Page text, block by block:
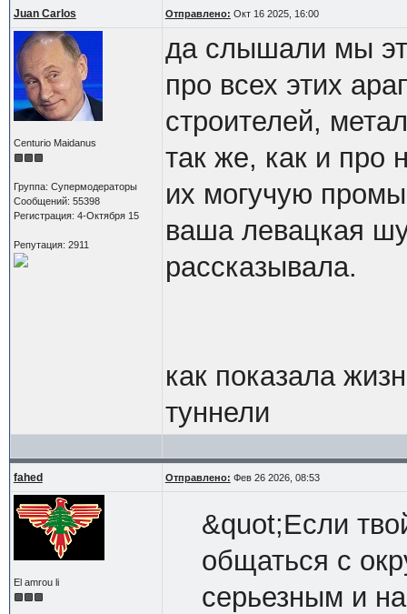
Juan Carlos Отправлено: Окт 16 2025, 16:00
Centurio Maidanus
Группа: Супермодераторы
Сообщений: 55398
Регистрация: 4-Октября 15
Репутация: 2911
да слышали мы
про всех этих
строителей,
так же, как и про
их могучую
ваша левацкая
рассказывала.
как показала
туннели
fahed Отправлено: Фев 26 2026, 08:53
El amrou li
&quot;Если
общаться с
серьезным и